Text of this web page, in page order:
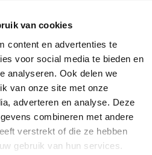
van cookies
content en advertenties te
voor social media te bieden en
analyseren. Ook delen we
van onze site met onze
adverteren en analyse. Deze
combineren met andere
verstrekt of die ze hebben
gebruik van hun services.
en verliefd op alle
Schotanus!